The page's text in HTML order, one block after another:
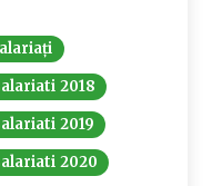
2018
2019
2020